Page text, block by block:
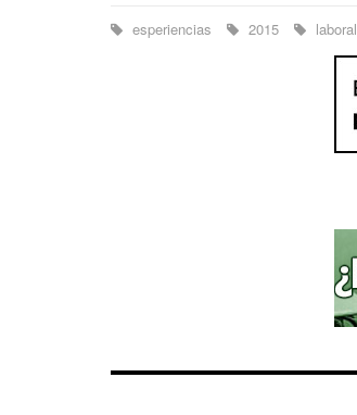
esperiencias 2015 laboral